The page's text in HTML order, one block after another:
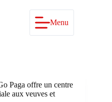
Menu
Paga offre un centre
aux veuves et